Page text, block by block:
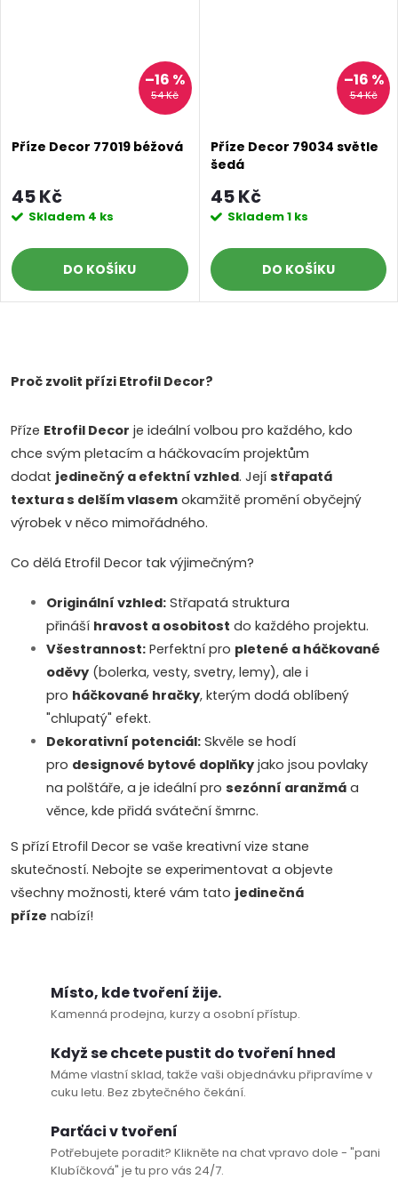
54 Kč
–16 %
Příze Decor 77019 béžová
45 Kč
Skladem 4 ks
DO KOŠÍKU
54 Kč
–16 %
Příze Decor 79034 světle
šedá
45 Kč
Skladem1 ks
DO KOŠÍKU
v
l
á
d
a
c
ý
p
i
Proč zvolit přízi Etrofil Decor?
Příze Etrofil Decor je ideální volbou pro každého, kdo
chce svým pletacím a háčkovacím projektům
dodat jedinečný a efektní vzhled. Její střapatá
textura s delším vlasem okamžitě promění obyčejný
výrobek v něco mimořádného.
Co dělá Etrofil Decor tak výjimečným?
Originální vzhled: Střapatá struktura
přináší hravost a osobitost do každého projektu.
Všestrannost: Perfektní pro pletené a háčkované
oděvy (bolerka, vesty, svetry, lemy), ale i
pro háčkované hračky, kterým dodá oblíbený
"chlupatý" efekt.
Dekorativní potenciál: Skvěle se hodí
pro designové bytové doplňky jako jsou povlaky
na polštáře, a je ideální pro sezónní aranžmá a
věnce, kde přidá sváteční šmrnc.
S přízí Etrofil Decor se vaše kreativní vize stane
skutečností. Nebojte se experimentovat a objevte
všechny možnosti, které vám tato jedinečná
příze nabízí!
Místo, kde tvoření žije.
Kamenná prodejna, kurzy a osobní přístup.
Když se chcete pustit do tvoření hned
Máme vlastní sklad, takže vaši objednávku připravíme v
cuku letu. Bez zbytečného čekání.
Parťáci v tvoření
Potřebujete poradit? Klikněte na chat vpravo dole - "pani
Klubíčková" je tu pro vás 24/7.
Doprava a platby